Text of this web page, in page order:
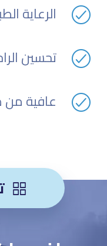
الرعاية
تحسين
عافية من